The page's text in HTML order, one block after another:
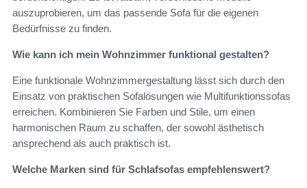
auszuprobieren, um das passende Sofa für die eigenen
Bedürfnisse zu finden.
Wie kann ich mein Wohnzimmer funktional gestalten?
Eine funktionale Wohnzimmergestaltung lässt sich durch den
Einsatz von praktischen Sofalösungen wie Multifunktionssofas
erreichen. Kombinieren Sie Farben und Stile, um einen
harmonischen Raum zu schaffen, der sowohl ästhetisch
ansprechend als auch praktisch ist.
Welche Marken sind für Schlafsofas empfehlenswert?